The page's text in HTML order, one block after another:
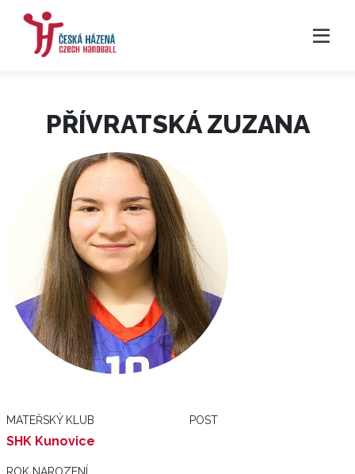
PŘÍVRATSKÁ ZUZANA
MATEŘSKÝ KLUB
SHK Kunovice
POST